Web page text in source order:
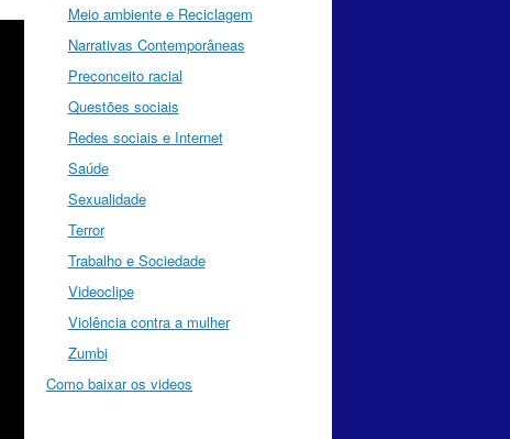
Meio ambiente e Reciclagem
Narrativas Contemporâneas
Preconceito racial
Questões sociais
Redes sociais e Internet
Saúde
Sexualidade
Terror
Trabalho e Sociedade
Videoclipe
Violência contra a mulher
Zumbi
Como baixar os videos